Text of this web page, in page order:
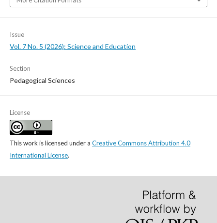
Issue
Vol. 7 No. 5 (2026): Science and Education
Section
Pedagogical Sciences
License
This work is licensed under a Creative Commons Attribution 4.0
International License.